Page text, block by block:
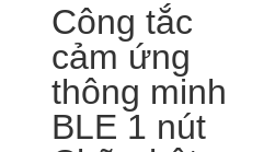
Công tắc
cảm ứng
thông minh
BLE 1 nút